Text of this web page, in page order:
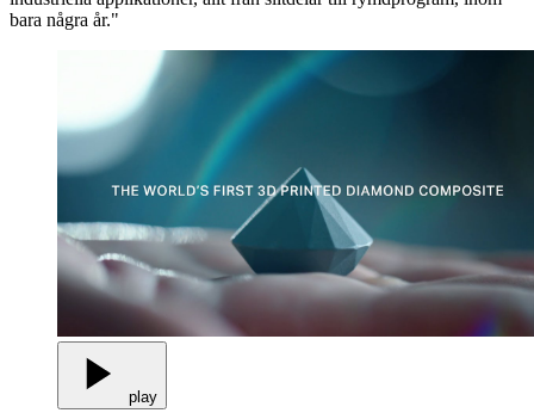
bara några år."
play